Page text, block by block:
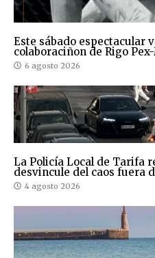
Este sábado espectacular
colaboraciñon de Rigo Pex-
6 agosto 2026
La Policía Local de Tarifa
desvincule del caos fuera
4 agosto 2026